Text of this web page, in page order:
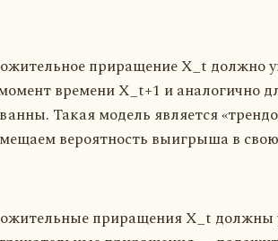
приращение X_t должно
времени X_t+1 и аналогично
Такая модель является
вероятность выигрыша в
приращения X_t должны